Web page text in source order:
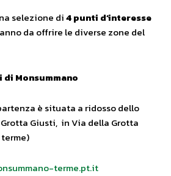
selezione di4 punti d’interesse
da offrire le diverse zone del
Monsummano
è situata a ridosso dello
Giusti, in Via della Grotta
terme.pt.it